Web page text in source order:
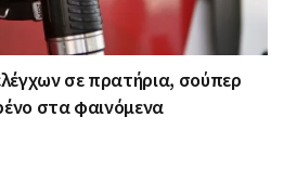
σε πρατήρια, σούπερ
στα φαινόμενα